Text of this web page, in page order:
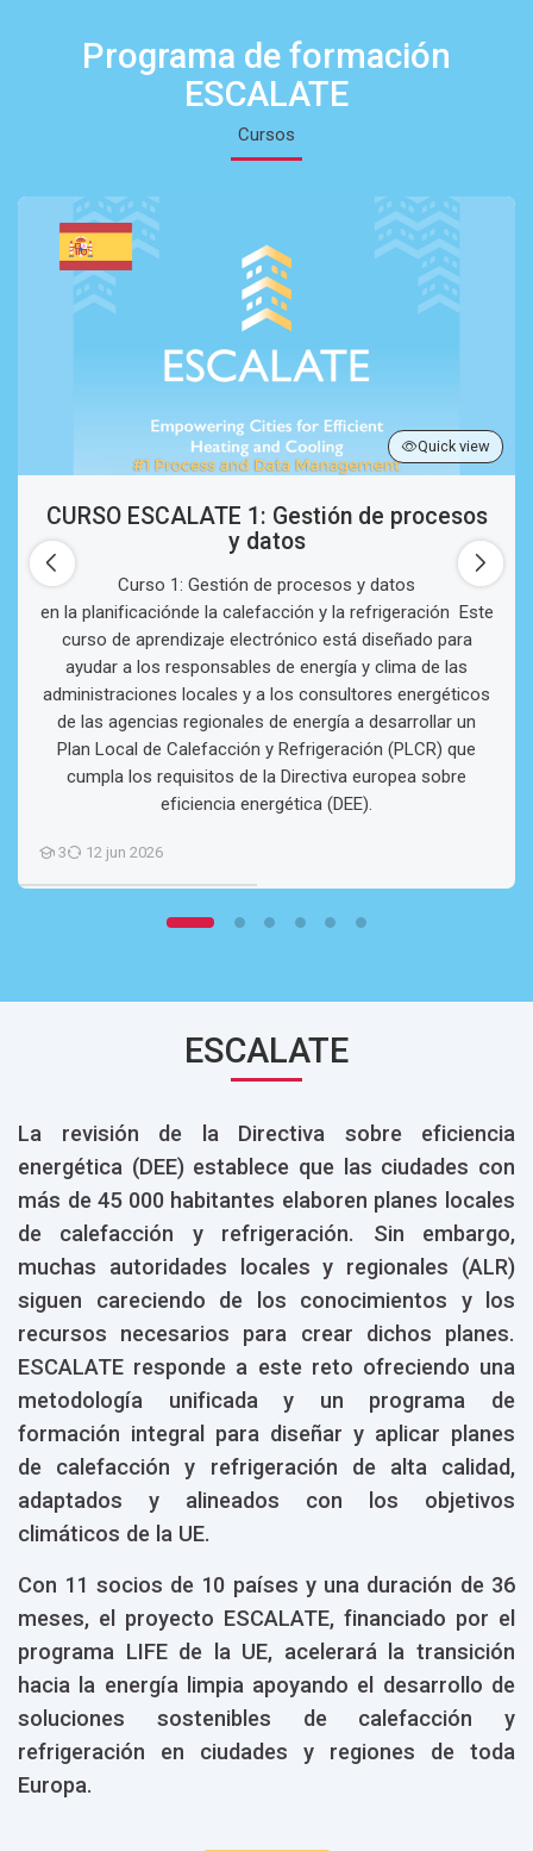
Programa de formación
ESCALATE
Cursos
Quick view
CURSO ESCALATE 1: Gestión de procesos
y datos
Curso 1: Gestión de procesos y datos
en la planificaciónde la calefacción y la refrigeración Este
curso de aprendizaje electrónico está diseñado para
ayudar a los responsables de energía y clima de las
administraciones locales y a los consultores energéticos
de las agencias regionales de energía a desarrollar un
Plan Local de Calefacción y Refrigeración (PLCR) que
cumpla los requisitos de la Directiva europea sobre
eficiencia energética (DEE).
3
Estudiantes
12 jun 2026
CURSO ESCALATE 1: Gestión
ESCALATE
La revisión de la Directiva sobre eficiencia
energética (DEE) establece que las ciudades con
más de 45 000 habitantes elaboren planes locales
de calefacción y refrigeración. Sin embargo,
muchas autoridades locales y regionales (ALR)
siguen careciendo de los conocimientos y los
recursos necesarios para crear dichos planes.
ESCALATE responde a este reto ofreciendo una
metodología unificada y un programa de
formación integral para diseñar y aplicar planes
de calefacción y refrigeración de alta calidad,
adaptados y alineados con los objetivos
climáticos de la UE.
Con 11 socios de 10 países y una duración de 36
meses, el proyecto ESCALATE, financiado por el
programa LIFE de la UE, acelerará la transición
hacia la energía limpia apoyando el desarrollo de
soluciones sostenibles de calefacción y
refrigeración en ciudades y regiones de toda
Europa.